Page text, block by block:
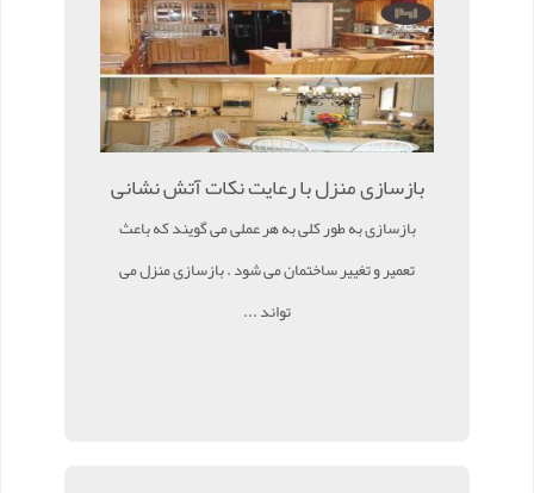
بازسازی منزل با رعایت نکات آتش نشانی
بازسازی به طور کلی به هر عملی می گویند که باعث
تعمیر و تغییر ساختمان می شود . بازسازی منزل می
تواند ...